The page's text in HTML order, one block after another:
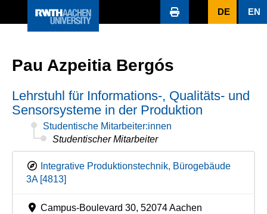
DE EN
Pau Azpeitia Bergós
Lehrstuhl für Informations-, Qualitäts- und
Sensorsysteme in der Produktion
Studentische Mitarbeiter:innen
Studentischer Mitarbeiter
Integrative Produktionstechnik, Bürogebäude
3A [4813]
Campus-Boulevard 30, 52074 Aachen